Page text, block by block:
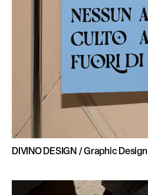
DIVINO DESIGN / Graphic Design